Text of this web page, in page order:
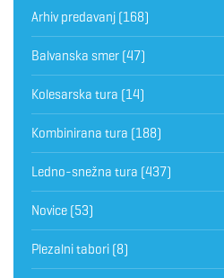
Arhiv predavanj (168)
Balvanska smer (47)
Kolesarska tura (14)
Kombinirana tura (188)
Ledno-snežna tura (437)
Novice (53)
Plezalni tabori (8)